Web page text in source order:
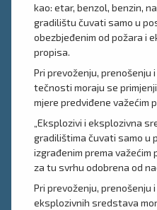
kao: etar, benzol, benzin,
gradilištu čuvati samo u
obezbjeđenim od požara i
propisa.
Pri prevoženju, prenošenju
tečnosti moraju se
mjere predviđene važećim
„Eksplozivi i eksplozivna
gradilištima čuvati samo u
izgrađenim prema važećim
za tu svrhu odobrena od
Pri prevoženju, prenošenju
eksplozivnih sredstava